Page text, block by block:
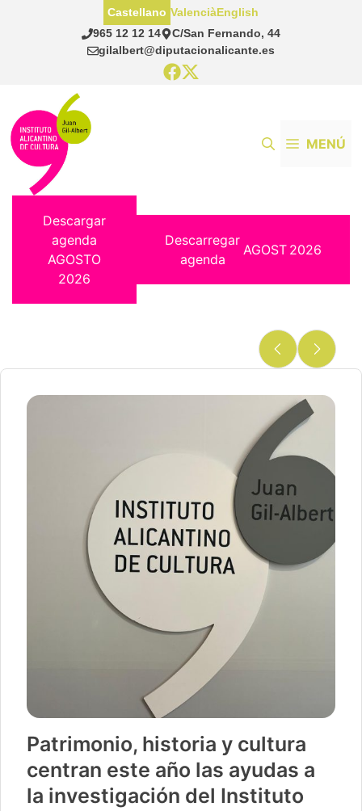
965 12 12 14
C/San Fernando, 44
gilalbert@diputacionalicante.es
Castellano ValenciàEnglish
MENÚ
Descargar
agenda
AGOSTO
2026
Descarregar
agenda
AGOST 2026
Patrimonio, historia y cultura
centran este año las ayudas a
la investigación del Instituto